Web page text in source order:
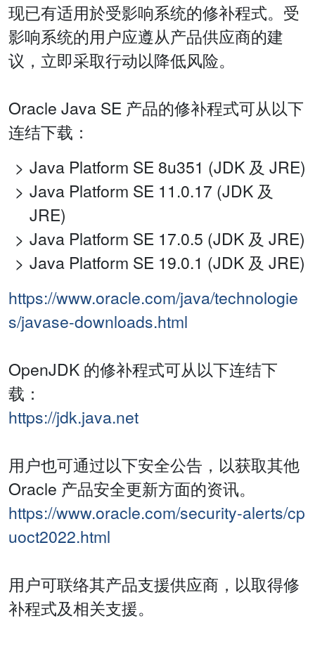
现已有适用於受影响系统的修补程式。受
影响系统的用户应遵从产品供应商的建
议，立即采取行动以降低风险。
Oracle Java SE 产品的修补程式可从以下
连结下载：
Java Platform SE 8u351 (JDK 及 JRE)
Java Platform SE 11.0.17 (JDK 及
JRE)
Java Platform SE 17.0.5 (JDK 及 JRE)
Java Platform SE 19.0.1 (JDK 及 JRE)
https://www.oracle.com/java/technologie
s/javase-downloads.html
OpenJDK 的修补程式可从以下连结下
载：
https://jdk.java.net
用户也可通过以下安全公告，以获取其他
Oracle 产品安全更新方面的资讯。
https://www.oracle.com/security-alerts/cp
uoct2022.html
用户可联络其产品支援供应商，以取得修
补程式及相关支援。